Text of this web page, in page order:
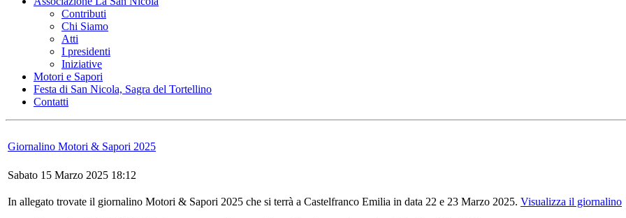
Contributi
Chi Siamo
Atti
I presidenti
Iniziative
Motori e Sapori
Festa di San Nicola, Sagra del Tortellino
Contatti
Giornalino Motori & Sapori 2025
Sabato 15 Marzo 2025 18:12
In allegato trovate il giornalino Motori & Sapori 2025 che si terrà a Castelfranco Emilia in data 22 e 23 Marzo 2025. Visualizza il giornalino